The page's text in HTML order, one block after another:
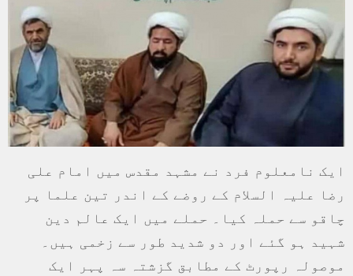
ایک نامعلوم فرد نے مشہد مقدس میں امام علی
رضا علیہ السلام کے روضے کے اندر تین علما پر
چاقو سے حملہ کیا۔ حملے میں ایک عالم دین
شہید ہو گئے اور دو شدید طور سے زخمی ہیں۔
موصولہ رپورٹ کے مطابق گزشتہ سہ پہر ایک